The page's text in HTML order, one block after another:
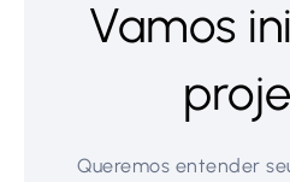
Vamos
Queremos entender